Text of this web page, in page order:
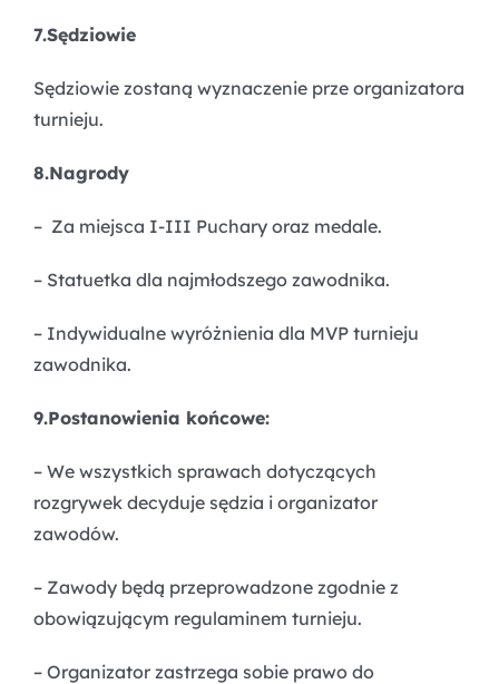
7.Sędziowie
Sędziowie zostaną wyznaczenie prze organizatora
turnieju.
8.Nagrody
– Za miejsca I-III Puchary oraz medale.
– Statuetka dla najmłodszego zawodnika.
– Indywidualne wyróżnienia dla MVP turnieju
zawodnika.
9.Postanowienia końcowe:
– We wszystkich sprawach dotyczących
rozgrywek decyduje sędzia i organizator
zawodów.
– Zawody będą przeprowadzone zgodnie z
obowiązującym regulaminem turnieju.
– Organizator zastrzega sobie prawo do